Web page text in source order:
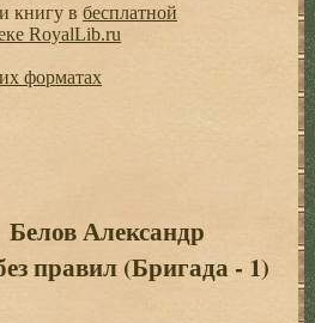
книгу вбесплатной
RoyalLib.ru
форматах
Белов Александр
правил (Бригада - 1)